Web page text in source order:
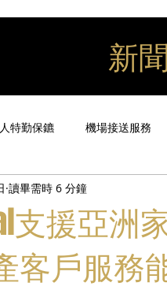
新
特勤保鑣 機場接送服務
活動禮賓接待
支援亞
客戶服務
讀畢需時 6 分鐘